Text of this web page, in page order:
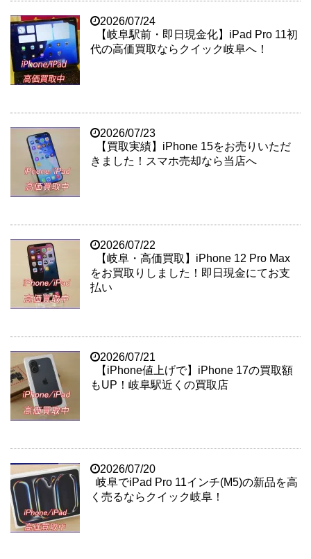
2026/07/24
【岐阜駅前・即日現金化】iPad Pro 11初
代の高価買取ならクイック岐阜へ！
2026/07/23
【買取実績】iPhone 15をお売りいただ
きました！スマホ売却なら当店へ
2026/07/22
【岐阜・高価買取】iPhone 12 Pro Max
をお買取りしました！即日現金にてお支
払い
2026/07/21
【iPhone値上げで】iPhone 17の買取額
もUP！岐阜駅近くの買取店
2026/07/20
岐阜でiPad Pro 11インチ(M5)の新品を高
く売るならクイック岐阜！